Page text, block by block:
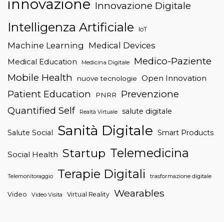
innovazione Innovazione Digitale
Intelligenza Artificiale IoT
Machine Learning Medical Devices
Medical Education Medicina Digitale
Medico-Paziente
Mobile Health
nuove tecnologie Open Innovation
Patient Education PNRR
Prevenzione
Quantified Self
Realtà Virtuale salute digitale
Salute Social Sanità Digitale Smart Products
Social Health Startup Telemedicina
Telemonitoraggio Terapie Digitali trasformazione digitale
Video Video Visita Virtual Reality Wearables